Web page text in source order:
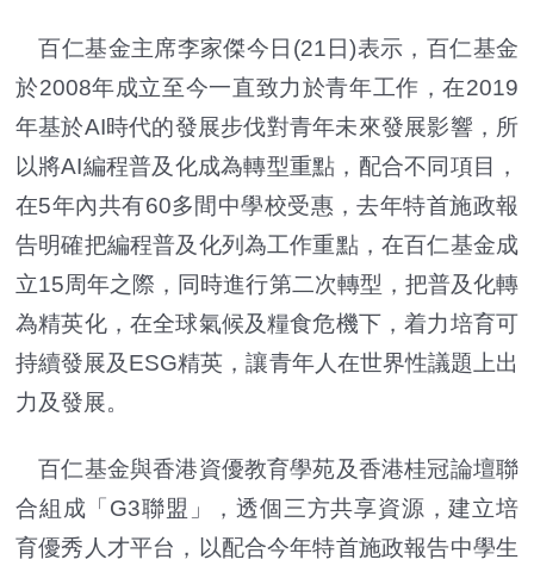
百仁基金主席李家傑今日(21日)表示，百仁基金
於2008年成立至今一直致力於青年工作，在2019
年基於AI時代的發展步伐對青年未來發展影響，所
以將AI編程普及化成為轉型重點，配合不同項目，
在5年內共有60多間中學校受惠，去年特首施政報
告明確把編程普及化列為工作重點，在百仁基金成
立15周年之際，同時進行第二次轉型，把普及化轉
為精英化，在全球氣候及糧食危機下，着力培育可
持續發展及ESG精英，讓青年人在世界性議題上出
力及發展。
百仁基金與香港資優教育學苑及香港桂冠論壇聯
合組成「G3聯盟」，透個三方共享資源，建立培
育優秀人才平台，以配合今年特首施政報告中學生